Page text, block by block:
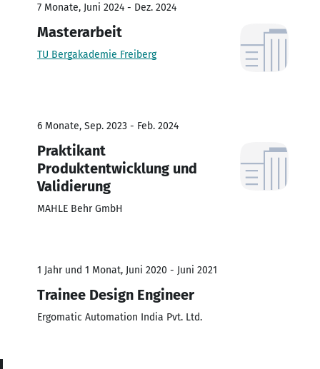
7 Monate, Juni 2024 - Dez. 2024
Masterarbeit
TU Bergakademie Freiberg
6 Monate, Sep. 2023 - Feb. 2024
Praktikant
Produktentwicklung und
Validierung
MAHLE Behr GmbH
1 Jahr und 1 Monat, Juni 2020 - Juni 2021
Trainee Design Engineer
Ergomatic Automation India Pvt. Ltd.